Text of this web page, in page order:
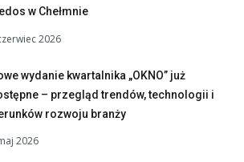
w Chełmnie
2026
wydanie kwartalnika „OKNO” już
– przegląd trendów, technologii i
rozwoju branży
2026